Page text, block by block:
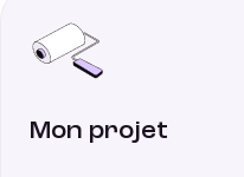
Mon projet